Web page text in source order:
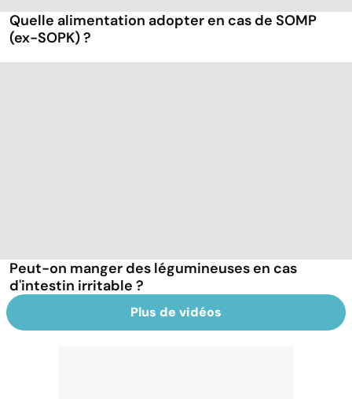
Quelle alimentation adopter en cas de SOMP
(ex-SOPK) ?
Peut-on manger des légumineuses en cas
d'intestin irritable ?
Plus de vidéos